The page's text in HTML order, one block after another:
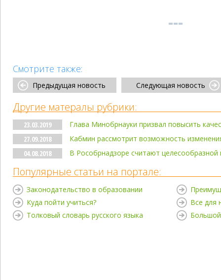
Смотрите также:
Предыдущая новость Следующая новость
Другие матералы рубрики:
23.03.2019
Глава Минобрнауки призвал повысить
27.09.2018
Кабмин рассмотрит возможность
04.08.2018
В Рособрнадзоре считают целесообразной
Популярные статьи на портале:
Законодательство в образовании
Куда пойти учиться?
Толковый словарь русского языка
Все для
Большой